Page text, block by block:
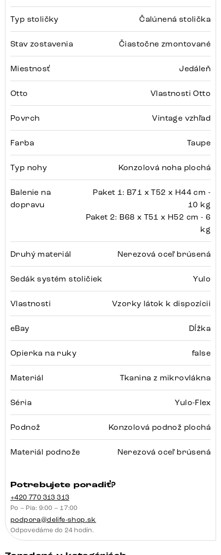
Typ stoličky Čalúnená stolička
Stav zostavenia Čiastočne zmontované
Miestnosť Jedáleň
Otto Vlastnosti Otto
Povrch Vintage vzhľad
Farba Taupe
Typ nohy Konzolová noha plochá
Balenie na
dopravu
Paket 1: B71 x T52 x H44 cm -
10 kg
Paket 2: B68 x T51 x H52 cm - 6
kg
Druhý materiál Nerezová oceľ brúsená
Sedák systém stoličiek Yulo
Vlastnosti Vzorky látok k dispozícii
eBay Dĺžka
Opierka na ruky false
Materiál Tkanina z mikrovlákna
Séria Yulo-Flex
Podnož Konzolová podnož plochá
Materiál podnože Nerezová oceľ brúsená
Potrebujete poradiť?
+420 770 313 313
Po – Pia: 9:00 – 17:00
podpora@delife-shop.sk
Odpovedáme do 24 hodín.